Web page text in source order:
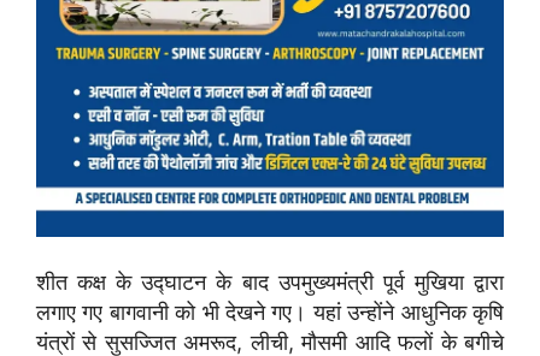
शीत कक्ष के उद्घाटन के बाद उपमुख्यमंत्री पूर्व मुखिया द्वारा
लगाए गए बागवानी को भी देखने गए। यहां उन्होंने आधुनिक कृषि
यंत्रों से सुसज्जित अमरूद, लीची, मौसमी आदि फलों के बगीचे